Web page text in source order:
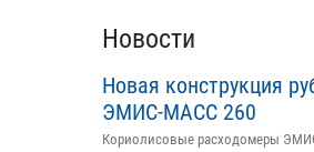
Новости
Новая конструкция
ЭМИС-МАСС 260
Кориолисовые расходомеры